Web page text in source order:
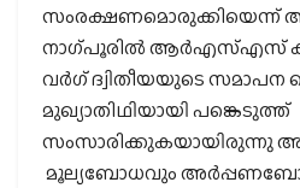
സംരക്ഷണമൊരുക്കിയെന്ന്
നാഗ്പൂരില്‍ ആര്‍എസ്എസ്
വര്‍ഗ് ദ്വിതീയയുടെ സമാപന
മുഖ്യാതിഥിയായി പങ്കെടുത്ത്
സംസാരിക്കുകയായിരുന്നു
മൂല്യബോധവും